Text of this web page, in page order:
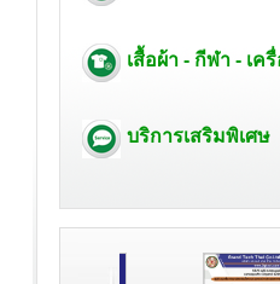
เสื้อผ้า - กีฬา - เ
บริการเสริมพิเศษ